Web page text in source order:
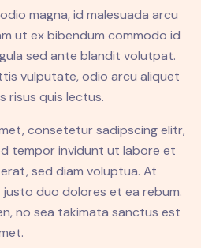
magna, id malesuada arcu
ut ex bibendum commodo id
sed ante blandit volutpat.
vulputate, odio arcu aliquet
risus quis lectus.
consetetur sadipscing elitr,
tempor invidunt ut labore et
sed diam voluptua. At
duo dolores et ea rebum.
no sea takimata sanctus est